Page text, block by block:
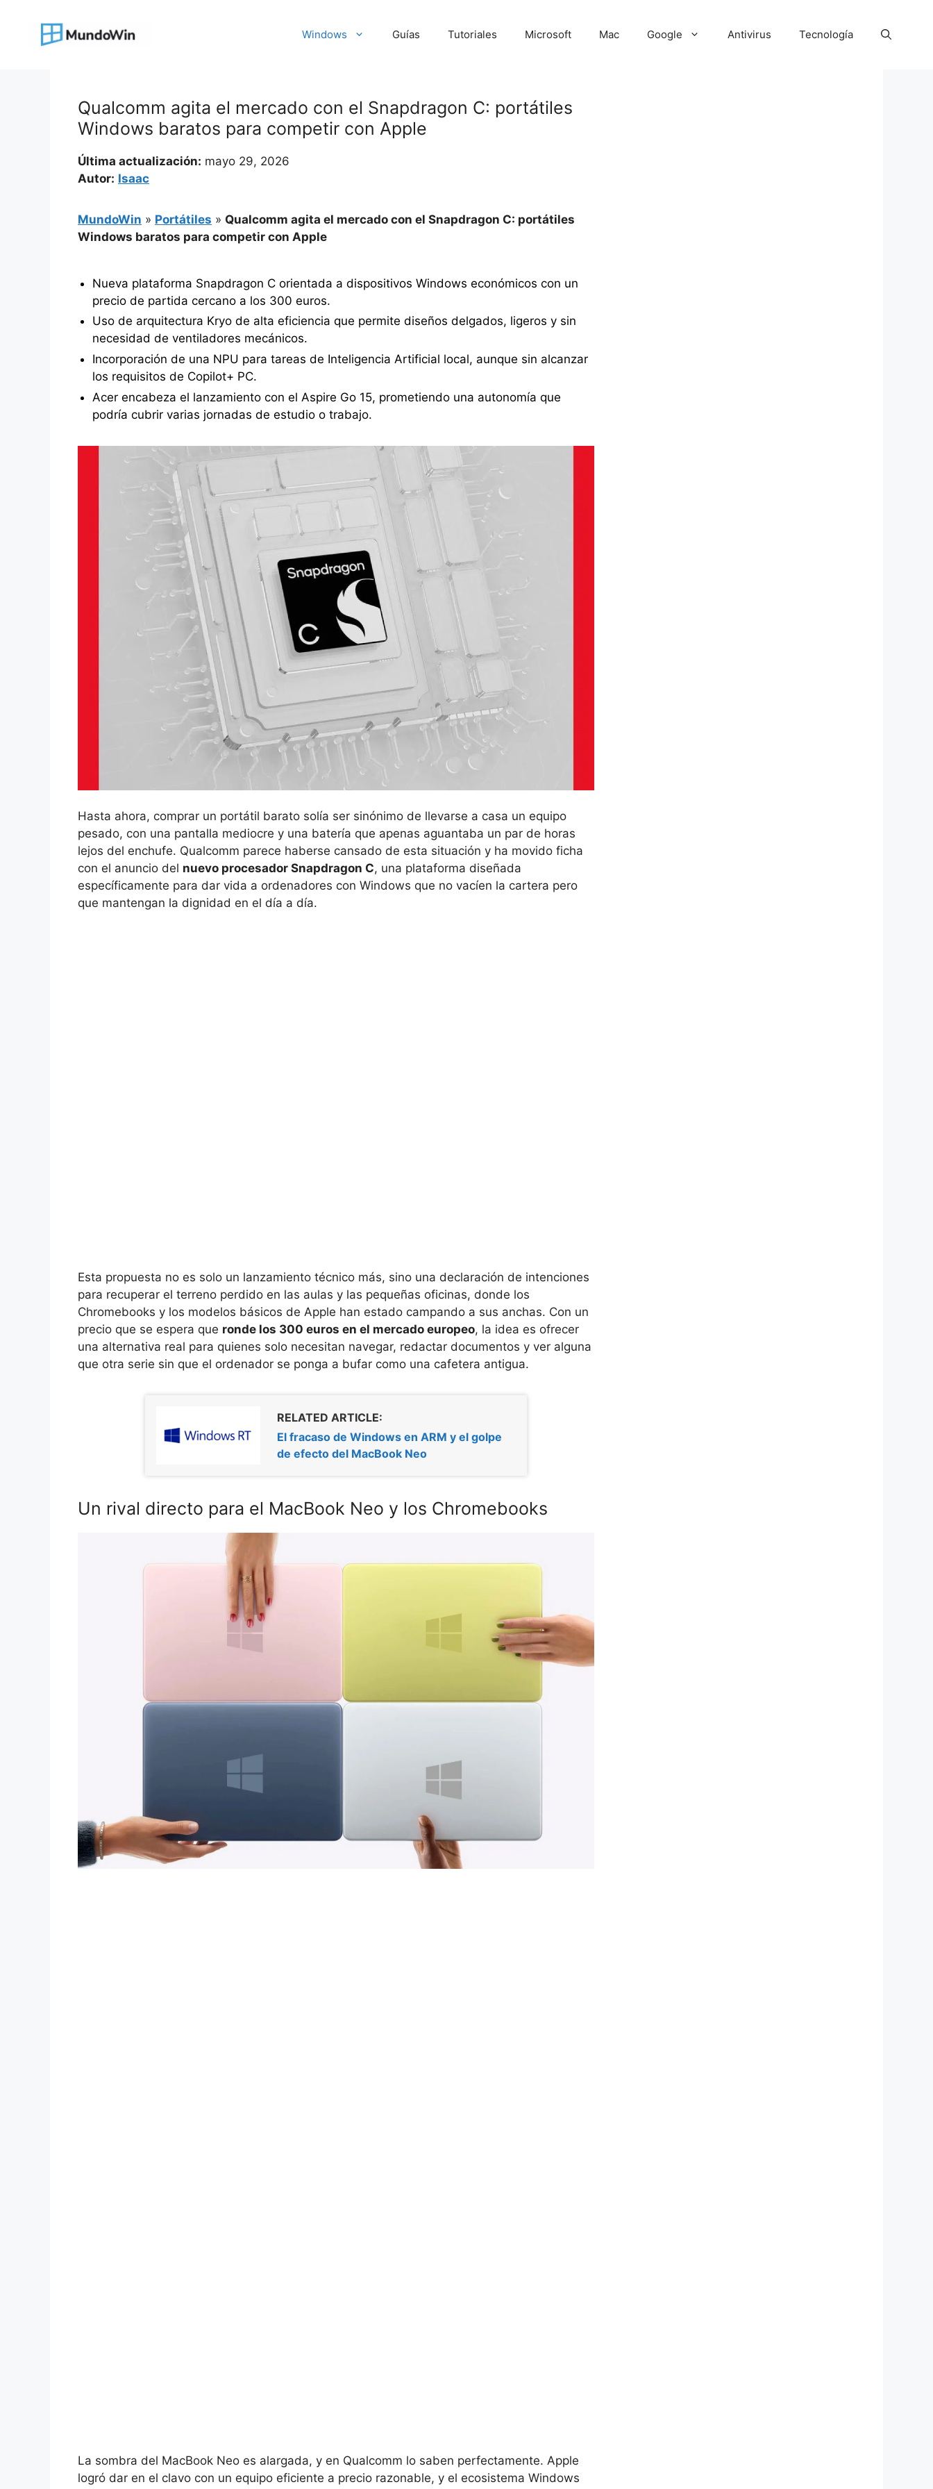
contenido
Windows Guías Tutoriales Microsoft Mac Google Antivirus Tecnología
Qualcomm agita el mercado con el Snapdragon C: portátiles
Windows baratos para competir con Apple
Última actualización: mayo 29, 2026
Autor: Isaac
MundoWin » Portátiles » Qualcomm agita el mercado con el Snapdragon C: portátiles
Windows baratos para competir con Apple
Nueva plataforma Snapdragon C orientada a dispositivos Windows económicos con un
precio de partida cercano a los 300 euros.
Uso de arquitectura Kryo de alta eficiencia que permite diseños delgados, ligeros y sin
necesidad de ventiladores mecánicos.
Incorporación de una NPU para tareas de Inteligencia Artificial local, aunque sin alcanzar
los requisitos de Copilot+ PC.
Acer encabeza el lanzamiento con el Aspire Go 15, prometiendo una autonomía que
podría cubrir varias jornadas de estudio o trabajo.
Hasta ahora, comprar un portátil barato solía ser sinónimo de llevarse a casa un equipo
pesado, con una pantalla mediocre y una batería que apenas aguantaba un par de horas
lejos del enchufe. Qualcomm parece haberse cansado de esta situación y ha movido ficha
con el anuncio del nuevo procesador Snapdragon C, una plataforma diseñada
específicamente para dar vida a ordenadores con Windows que no vacíen la cartera pero
que mantengan la dignidad en el día a día.
Esta propuesta no es solo un lanzamiento técnico más, sino una declaración de intenciones
para recuperar el terreno perdido en las aulas y las pequeñas oficinas, donde los
Chromebooks y los modelos básicos de Apple han estado campando a sus anchas. Con un
precio que se espera que ronde los 300 euros en el mercado europeo, la idea es ofrecer
una alternativa real para quienes solo necesitan navegar, redactar documentos y ver alguna
que otra serie sin que el ordenador se ponga a bufar como una cafetera antigua.
RELATED ARTICLE:
El fracaso de Windows en ARM y el golpe
de efecto del MacBook Neo
Un rival directo para el MacBook Neo y los Chromebooks
La sombra del MacBook Neo es alargada, y en Qualcomm lo saben perfectamente. Apple
logró dar en el clavo con un equipo eficiente a precio razonable, y el ecosistema Windows